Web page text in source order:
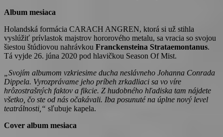
Album mesiaca
Holandská formácia CARACH ANGREN, ktorá si už stihla
vyslúžiť prívlastok majstrov hororového metalu, sa vracia so svojou
šiestou štúdiovou nahrávkou Franckensteina Strataemontanus.
Tá vyjde 26. júna 2020 pod hlavičkou Season Of Mist.
„Svojím albumom vzkriesime ducha neslávneho Johanna Conrada
Dippela. Vyrozprávame jeho príbeh zrkadliaci sa vo víre
hrôzostrašných faktov a fikcie. Z hudobného hľadiska tam nájdete
všetko, čo ste od nás očakávali. Iba posunuté na úplne nový level
teatrálnosti,“ sľubuje kapela.
Cover album mesiaca